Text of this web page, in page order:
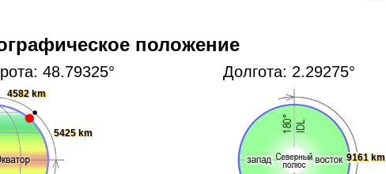
положение
48.79325°
4582 km
5425 km
Долгота: 2.29275°
9161 km